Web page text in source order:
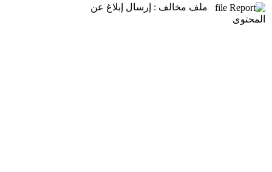
ملف مخالف : إرسال إبلاغ عن
المحتوى